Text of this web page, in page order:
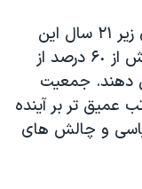
فیلم ستاره افغان بر روی ساکنان جوان زیر ٢١ سال این
کشور جنگ زده تمرکز کرده است که بیش از ۶٠ درصد از
دهند. جمعیت
عمیق تر بر آینده
و چالش های